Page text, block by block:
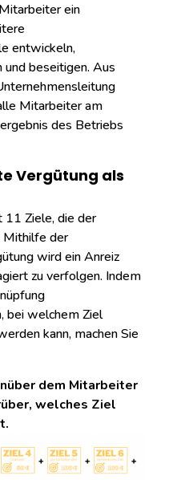
ein
entwickeln,
und beseitigen. Aus
Mitarbeiter am
des Betriebs
Vergütung als
11 Ziele, die der
Mithilfe der
wird ein Anreiz
zu verfolgen. Indem
bei welchem Ziel
kann, machen Sie
dem Mitarbeiter
welches Ziel